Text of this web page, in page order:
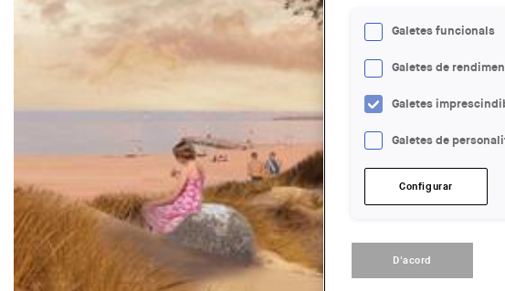
Galetes funcionals
Galetes de
Galetes
Galetes de
Configurar
D'acord